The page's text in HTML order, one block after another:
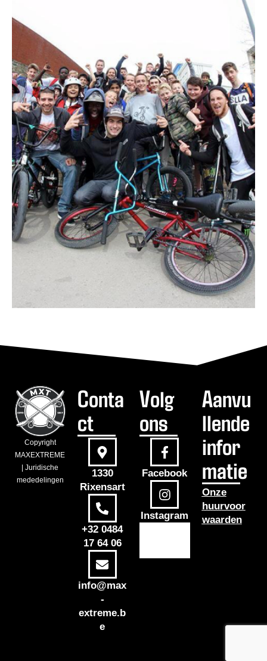
Copyright
MAXEXTREME
| Juridische
mededelingen
Conta
ct
1330
Rixensart
+32 0484
17 64 06
info@max
-
extreme.b
e
Volg
ons
Facebook
Instagram
Aanvu
llende
infor
matie
Onze
huurvoor
waarden